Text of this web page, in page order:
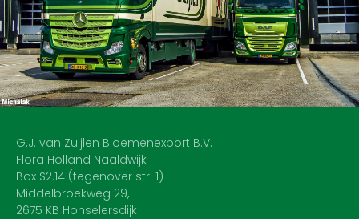
G.J. van Zuijlen Bloemenexport B.V.
Flora Holland Naaldwijk
Box S2.14 (tegenover str. 1)
Middelbroekweg 29,
2675 KB Honselersdijk